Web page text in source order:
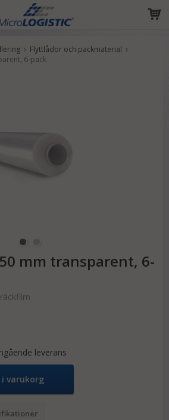
har blivit tillagd i varukorgen
Flyttlådor och packmaterial
6-pack
mm transparent, 6-
leverans
i varukorg